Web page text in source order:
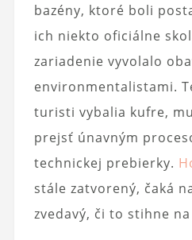
bazény, ktoré boli
ich niekto oficiálne
zariadenie vyvolalo
environmentalistami.
turisti vybalia kufre,
prejsť únavným
technickej prebierky.
stále zatvorený, čaká
zvedavý, či to stihne na